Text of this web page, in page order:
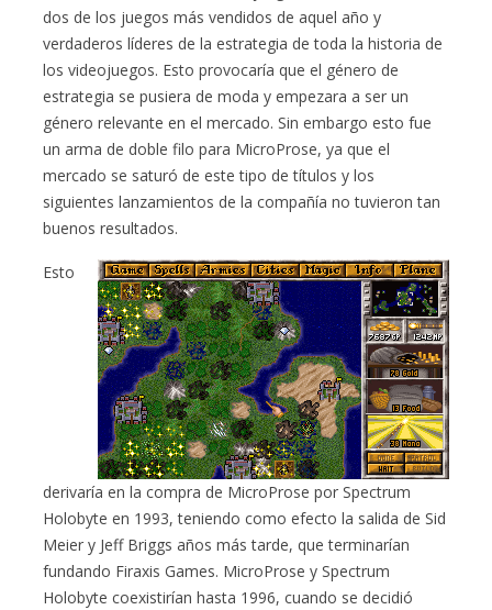
dos de los juegos más vendidos de aquel año y
verdaderos líderes de la estrategia de toda la historia de
los videojuegos. Esto provocaría que el género de
estrategia se pusiera de moda y empezara a ser un
género relevante en el mercado. Sin embargo esto fue
un arma de doble filo para MicroProse, ya que el
mercado se saturó de este tipo de títulos y los
siguientes lanzamientos de la compañía no tuvieron tan
buenos resultados.
Esto
derivaría en la compra de MicroProse por Spectrum
Holobyte en 1993, teniendo como efecto la salida de Sid
Meier y Jeff Briggs años más tarde, que terminarían
fundando Firaxis Games. MicroProse y Spectrum
Holobyte coexistirían hasta 1996, cuando se decidió